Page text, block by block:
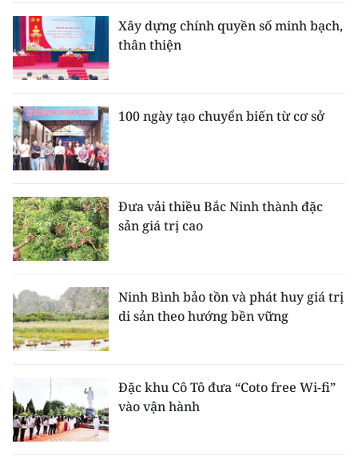
Xây dựng chính quyền số minh bạch,
thân thiện
100 ngày tạo chuyển biến từ cơ sở
Đưa vải thiều Bắc Ninh thành đặc
sản giá trị cao
Ninh Bình bảo tồn và phát huy giá trị
di sản theo hướng bền vững
Đặc khu Cô Tô đưa “Coto free Wi-fi”
vào vận hành